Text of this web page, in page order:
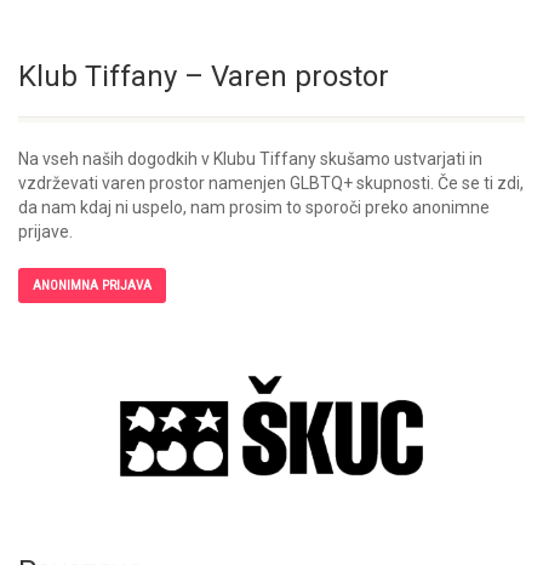
Klub Tiffany – Varen prostor
Na vseh naših dogodkih v Klubu Tiffany skušamo ustvarjati in
vzdrževati varen prostor namenjen GLBTQ+ skupnosti. Če se ti zdi,
da nam kdaj ni uspelo, nam prosim to sporoči preko anonimne
prijave.
ANONIMNA PRIJAVA